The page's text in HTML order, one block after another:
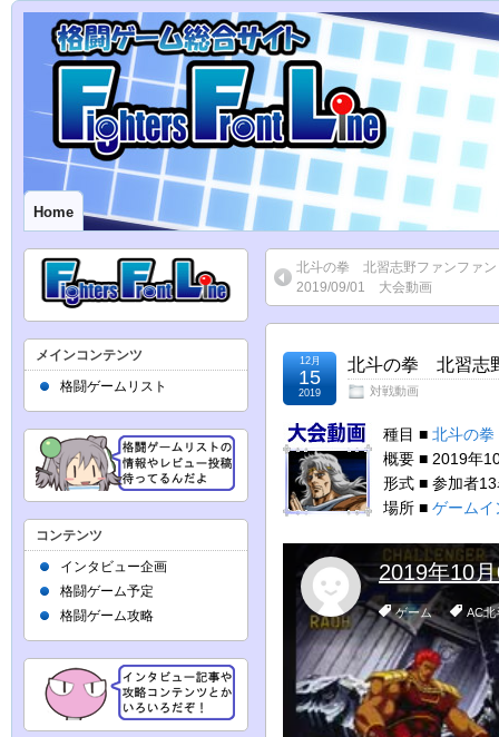
Home
北斗の拳 北習志野ファンファ
2019/09/01 大会動画
北斗の拳 北習志
対戦動画
12月
15
2019
種目 ■ 北斗の拳
概要 ■ 2019年
形式 ■ 参加者
場所 ■ ゲームイ
メインコンテンツ
格闘ゲームリスト
コンテンツ
インタビュー企画
格闘ゲーム予定
格闘ゲーム攻略